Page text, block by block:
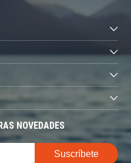
NOVEDADES